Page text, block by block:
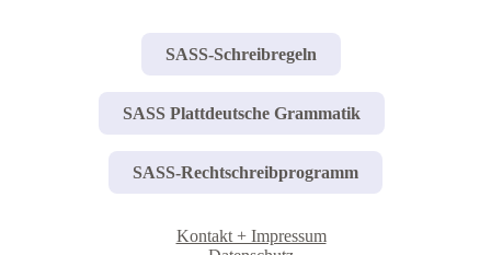
SASS-Schreibregeln
SASS Plattdeutsche Grammatik
SASS-Rechtschreibprogramm
Kontakt + Impressum